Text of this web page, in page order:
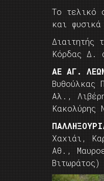
Το τελικό
και
Κόρδας Δ.
ΑΕ ΑΓ.
Αλ.,
Χαχιάι,
Αθ.,
Βιτωράτος)